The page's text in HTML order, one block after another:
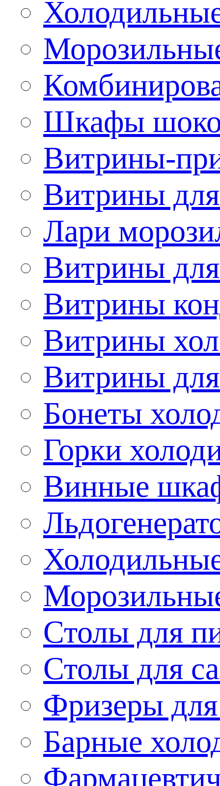
Шкафы
Витрины-
Витрины
Лари
Витрины
Витрины
Витрины
Витрины
Бонеты
Горки
Винные
Столы для
Столы для
Фризеры
Барные